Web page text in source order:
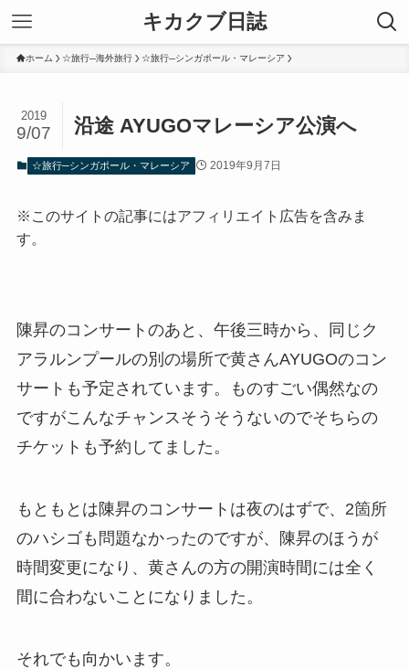
キカクブ日誌
ホーム ☆旅行─海外旅行 ☆旅行─シンガポール・マレーシア
沿途 AYUGOマレーシア公演へ
2019
9/07
☆旅行─シンガポール・マレーシア 2019年9月7日
※このサイトの記事にはアフィリエイト広告を含みま
す。
陳昇のコンサートのあと、午後三時から、同じク
アラルンプールの別の場所で黄さんAYUGOのコン
サートも予定されています。ものすごい偶然なの
ですがこんなチャンスそうそうないのでそちらの
チケットも予約してました。
もともとは陳昇のコンサートは夜のはずで、2箇所
のハシゴも問題なかったのですが、陳昇のほうが
時間変更になり、黄さんの方の開演時間には全く
間に合わないことになりました。
それでも向かいます。